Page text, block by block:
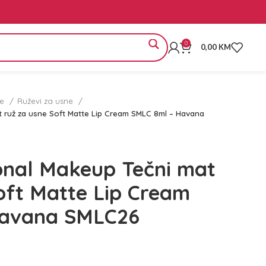
0 0,00 KM
Ruževi za usne
za usne Soft Matte Lip Cream SMLC 8ml – Havana
Makeup Tečni mat
Matte Lip Cream
SMLC26